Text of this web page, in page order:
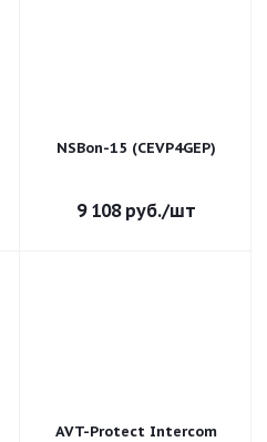
NSBon-15 (CEVP4GEP)
9 108руб./шт
AVT-Protect Intercom